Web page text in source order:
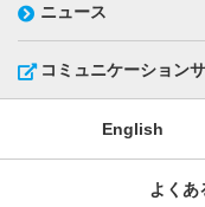
ニュース
コミュニケーション
English
よくあ